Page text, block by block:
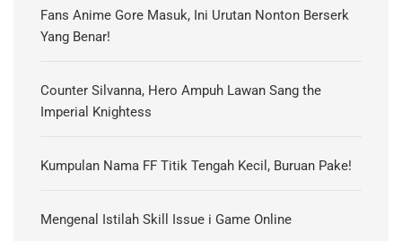
Fans Anime Gore Masuk, Ini Urutan Nonton Berserk
Yang Benar!
Counter Silvanna, Hero Ampuh Lawan Sang the
Imperial Knightess
Kumpulan Nama FF Titik Tengah Kecil, Buruan Pake!
Mengenal Istilah Skill Issue i Game Online